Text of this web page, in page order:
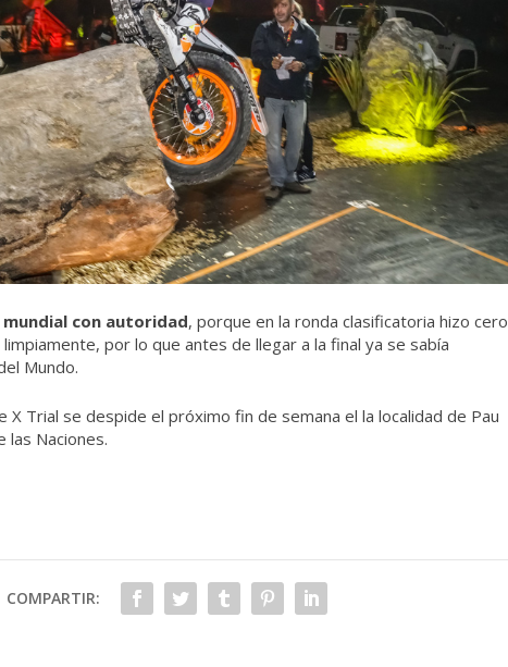
con autoridad, porque en la ronda clasificatoria hizo cero
por lo que antes de llegar a la final ya se sabía
Mundo.
X Trial se despide el próximo fin de semana el la localidad de Pau
las Naciones.
COMPARTIR: